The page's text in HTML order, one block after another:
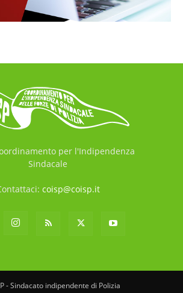
per l'Indipendenza
Sindacale
coisp@coisp.it
- Sindacato indipendente di Polizia